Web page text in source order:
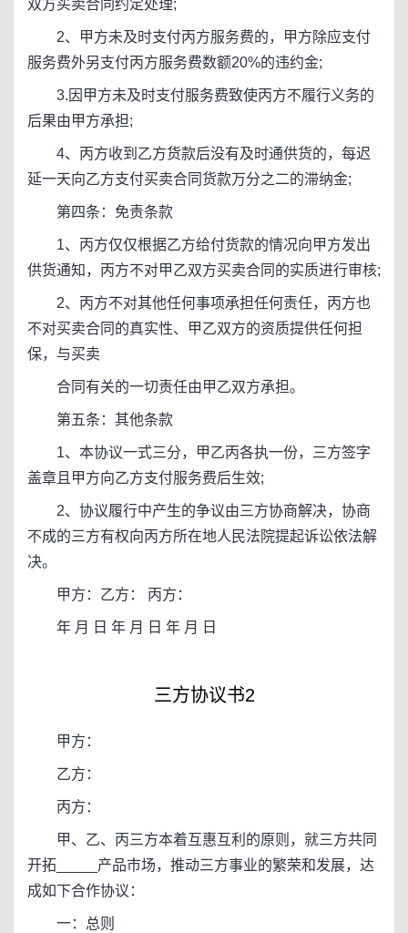
双方买卖合同约定处理;
2、甲方未及时支付丙方服务费的，甲方除应支付
服务费外另支付丙方服务费数额20%的违约金;
3.因甲方未及时支付服务费致使丙方不履行义务的
后果由甲方承担;
4、丙方收到乙方货款后没有及时通供货的，每迟
延一天向乙方支付买卖合同货款万分之二的滞纳金;
第四条：免责条款
1、丙方仅仅根据乙方给付货款的情况向甲方发出
供货通知，丙方不对甲乙双方买卖合同的实质进行审核;
2、丙方不对其他任何事项承担任何责任，丙方也
不对买卖合同的真实性、甲乙双方的资质提供任何担
保，与买卖
合同有关的一切责任由甲乙双方承担。
第五条：其他条款
1、本协议一式三分，甲乙丙各执一份，三方签字
盖章且甲方向乙方支付服务费后生效;
2、协议履行中产生的争议由三方协商解决，协商
不成的三方有权向丙方所在地人民法院提起诉讼依法解
决。
甲方：乙方： 丙方：
年 月 日 年 月 日 年 月 日
三方协议书2
甲方：
乙方：
丙方：
甲、乙、丙三方本着互惠互利的原则，就三方共同
开拓_____产品市场，推动三方事业的繁荣和发展，达
成如下合作协议：
一：总则